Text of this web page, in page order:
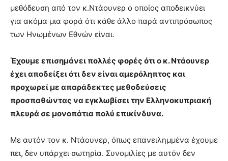
μεθόδευση από τον κ.Ντάουνερ ο οποίος αποδεικνύει
για ακόμα μια φορά ότι κάθε άλλο παρά αντιπρόσωπος
των Ηνωμένων Εθνών είναι.
Έχουμε επισημάνει πολλές φορές ότι ο κ. Ντάουνερ
έχει αποδείξει ότι δεν είναι αμερόληπτος και
προχωρεί με απαράδεκτες μεθοδεύσεις
προσπαθώντας να εγκλωβίσει την Ελληνοκυπριακή
πλευρά σε μονοπάτια πολύ επικίνδυνα.
Με αυτόν τον κ. Ντάουνερ, όπως επανειλημμένα έχουμε
πει, δεν υπάρχει σωτηρία. Συνομιλίες με αυτόν δεν